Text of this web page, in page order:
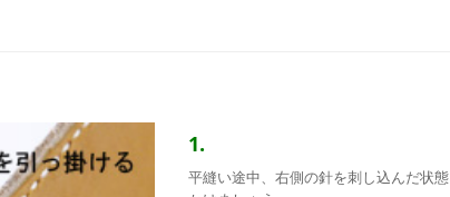
1.
平縫い途中、右側の針を刺し込んだ状態